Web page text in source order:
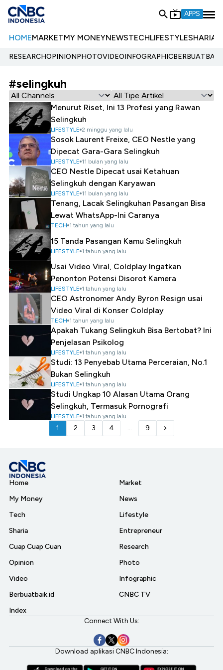
APPS
HOMEMARKETMY MONEYNEWSTECHLIFESTYLESHARIA
RESEARCHOPINIONPHOTOVIDEOINFOGRAPHIC
#selingkuh
Menurut Riset, Ini 13 Profesi yang Rawan
Selingkuh
LIFESTYLE 2 minggu yang lalu
Sosok Laurent Freixe, CEO Nestle yang
Dipecat Gara-Gara Selingkuh
LIFESTYLE 11 bulan yang lalu
CEO Nestle Dipecat usai Ketahuan
Selingkuh dengan Karyawan
LIFESTYLE 11 bulan yang lalu
Tenang, Lacak Selingkuhan Pasangan Bisa
Lewat WhatsApp-Ini Caranya
TECH 1 tahun yang lalu
15 Tanda Pasangan Kamu Selingkuh
LIFESTYLE 1 tahun yang lalu
Usai Video Viral, Coldplay Ingatkan
Penonton Potensi Disorot Kamera
LIFESTYLE 1 tahun yang lalu
CEO Astronomer Andy Byron Resign usai
Video Viral di Konser Coldplay
TECH 1 tahun yang lalu
Apakah Tukang Selingkuh Bisa Bertobat? Ini
Penjelasan Psikolog
LIFESTYLE 1 tahun yang lalu
Studi: 13 Penyebab Utama Perceraian, No.1
Bukan Selingkuh
LIFESTYLE 1 tahun yang lalu
Studi Ungkap 10 Alasan Utama Orang
Selingkuh, Termasuk Pornografi
LIFESTYLE 1 tahun yang lalu
1 2 3 4 ... 9
Home
My Money
Tech
Sharia
Cuap Cuap Cuan
Opinion
Video
Berbuatbaik.id
Index
Market
News
Lifestyle
Entrepreneur
Research
Photo
Infographic
CNBC TV
Connect With Us:
Download aplikasi CNBC Indonesia: